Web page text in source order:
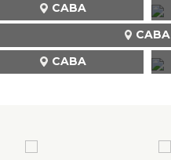
CABA
CABA
CABA